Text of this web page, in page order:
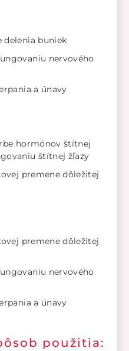
delenia buniek
nervového
a únavy
hormónov štítnej
štítnej žľazy
premene dôležitej
premene dôležitej
nervového
a únavy
použitia: